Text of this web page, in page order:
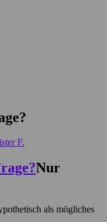
F.
Nur
als mögliches